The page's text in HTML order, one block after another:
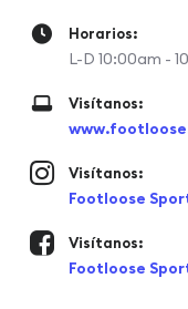
Horarios:
L-D 10:00am -
Visítanos:
Visítanos:
Footloose
Visítanos:
Footloose